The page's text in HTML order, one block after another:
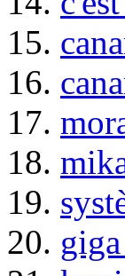
15.
16.
17.
18.
19.
20.